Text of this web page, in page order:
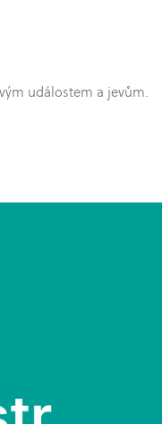
událostem a jevům.